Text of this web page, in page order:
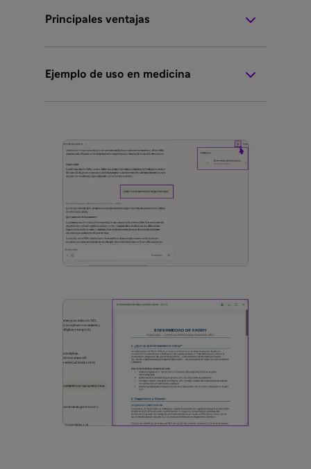
Principales ventajas
Ejemplo de uso en medicina